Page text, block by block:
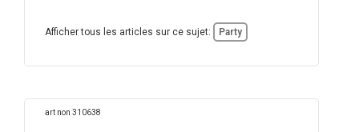
Afficher tous les articles sur ce sujet: Party
art non 310638